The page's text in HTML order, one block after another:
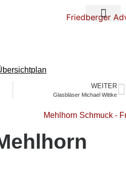
WEITER
Glasbläser Michael Wittke